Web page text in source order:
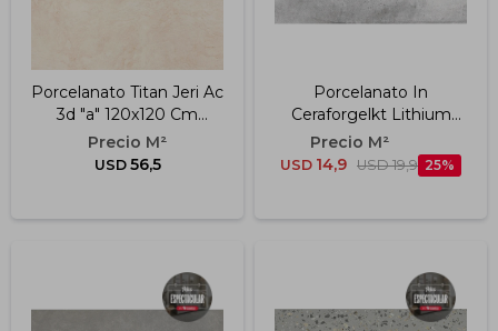
Porcelanato Titan Jeri Ac
3d "a" 120x120 Cm
8.5mm
USD 56,5
Porcelanato In
Ceraforgelkt Lithium
4500-0281-2 29.8x60
Cm
USD 14,9 USD 19,9 25